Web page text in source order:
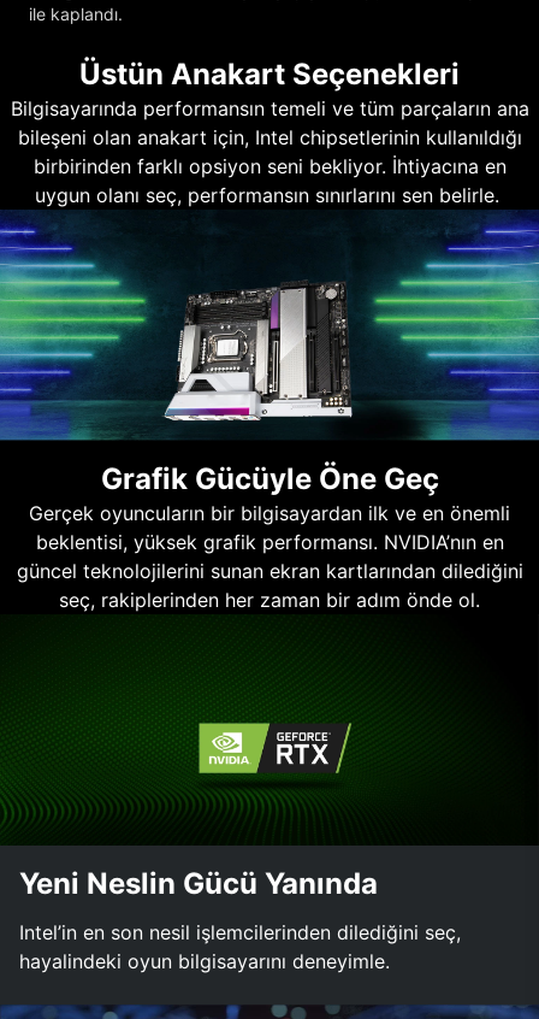
ile kaplandı.
Üstün Anakart Seçenekleri
Bilgisayarında performansın temeli ve tüm parçaların ana
bileşeni olan anakart için, Intel chipsetlerinin kullanıldığı
birbirinden farklı opsiyon seni bekliyor. İhtiyacına en
uygun olanı seç, performansın sınırlarını sen belirle.
Grafik Gücüyle Öne Geç
Gerçek oyuncuların bir bilgisayardan ilk ve en önemli
beklentisi, yüksek grafik performansı. NVIDIA’nın en
güncel teknolojilerini sunan ekran kartlarından dilediğini
seç, rakiplerinden her zaman bir adım önde ol.
Yeni Neslin Gücü Yanında
Intel’in en son nesil işlemcilerinden dilediğini seç,
hayalindeki oyun bilgisayarını deneyimle.